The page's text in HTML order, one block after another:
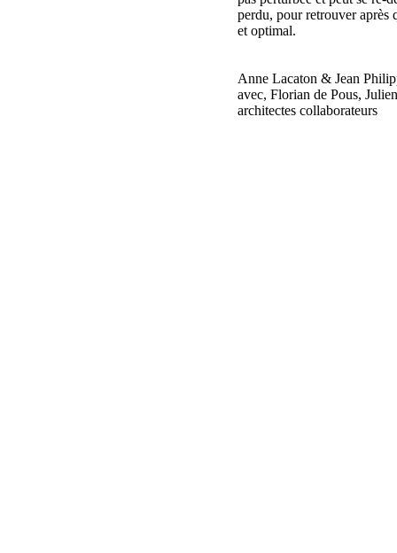
perdu, pour retrouver après
et optimal.
Anne Lacaton & Jean
avec, Florian de Pous,
architectes collaborateurs